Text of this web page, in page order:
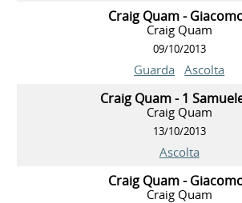
Craig Quam -
Craig Quam
09/10/2013
Guarda Ascolta
Craig Quam - 1
Craig Quam
13/10/2013
Ascolta
Craig Quam -
Craig Quam